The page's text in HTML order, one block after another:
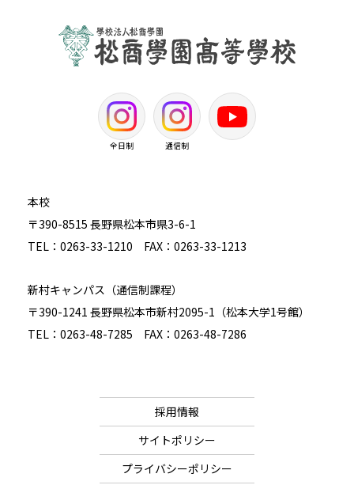
全日制 通信制
本校
〒390-8515 長野県松本市県3-6-1
TEL：0263-33-1210 FAX：0263-33-1213
新村キャンパス（通信制課程）
〒390-1241 長野県松本市新村2095-1（松本大学1号館）
TEL：0263-48-7285 FAX：0263-48-7286
採用情報
サイトポリシー
プライバシーポリシー